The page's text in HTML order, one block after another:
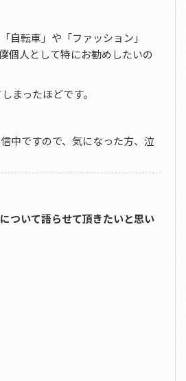
自転車」や「ファッション」
個人として特にお勧めしたいの
まったほどです。
中ですので、気になった方、泣
ついて語らせて頂きたいと思い